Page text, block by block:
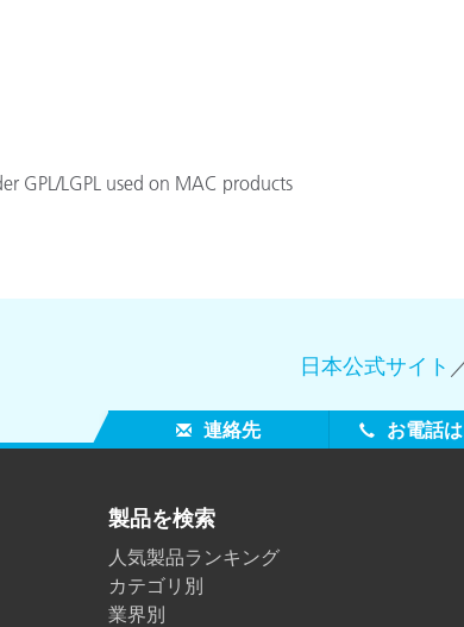
GPL/LGPL used on MAC products
日本公式サイト
連絡先 お電話
製品を検索
人気製品ランキング
カテゴリ別
業界別